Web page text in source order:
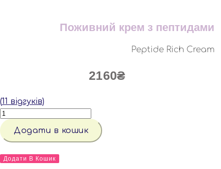
Поживний крем з пептидами
Peptide Rich Cream
2160₴
(11 відгуків)
ПОЖИВНИЙ
КРЕМ
З
ПЕПТИДАМИ
Додати в кошик
КРЕМ
Додати В Кошик